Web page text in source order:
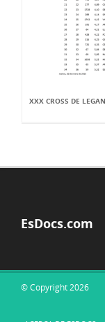
XXX CROSS DE
EsDocs.com
© Copyright 2026